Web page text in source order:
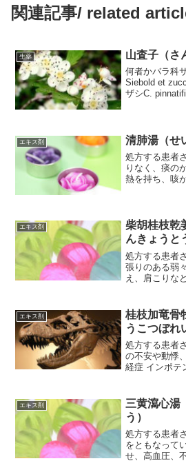
関連記事/ related
生薬 山査子（さ
何者かバラ科
Siebold et
ザシC.
エキス剤 清肺湯（せ
処方する患者
りなく、痰の
熱を持ち、咳
（とうき）：
エキス剤
柴胡桂枝乾
んきょうと
処方する患者
張りのある弱
え、肩こりな
症的な訴えに
るので脇腹の
エキス剤
桂枝加竜骨
うこつぼれ
処方する患者
の不安や動悸
経症 インポテ
入っていない
りや鳩尾の圧
エキス剤
三黄瀉心湯
う）
処方する患者
をともなって
せ、高血圧、